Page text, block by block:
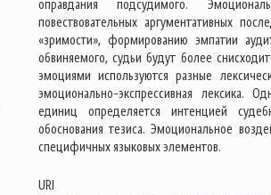
оправдания подсудимого.
повествовательных аргументативных
«зримости», формированию эмпатии
обвиняемого, судьи будут более
эмоциями используются разные
эмоционально-экспрессивная лексика.
единиц определяется интенцией
обоснования тезиса. Эмоциональное
специфичных языковых элементов.
URI